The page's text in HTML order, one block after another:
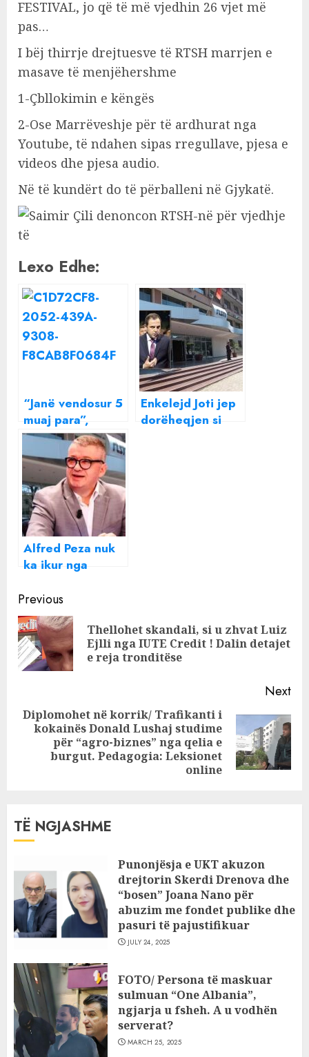
FESTIVAL, jo që të më vjedhin 26 vjet më
pas…
I bëj thirrje drejtuesve të RTSH marrjen e
masave të menjëhershme
1-Çbllokimin e këngës
2-Ose Marrëveshje për të ardhurat nga
Youtube, të ndahen sipas rregullave, pjesa e
videos dhe pjesa audio.
Në të kundërt do të përballeni në Gjykatë.
Lexo Edhe:
“Janë vendosur 5
muaj para”,
publikohen
emrat: Fituesit e
Këngës Magjike
dhe festivalit të
RTSH
Enkelejd Joti jep
dorëheqjen si
Alfred Peza nuk
ka ikur nga
Continue
Reading
Previous
Thellohet skandali, si u zhvat Luiz
Ejlli nga IUTE Credit ! Dalin detajet
e reja tronditëse
Next
Next
Diplomohet në korrik/ Trafikanti i
kokainës Donald Lushaj studime
për “agro-biznes” nga qelia e
burgut. Pedagogia: Leksionet
online
TË NGJASHME
Punonjësja e UKT akuzon
drejtorin Skerdi Drenova dhe
“bosen” Joana Nano për
abuzim me fondet publike dhe
pasuri të pajustifikuar
JULY 24, 2025
FOTO/ Persona të maskuar
sulmuan “One Albania”,
ngjarja u fsheh. A u vodhën
serverat?
MARCH 25, 2025